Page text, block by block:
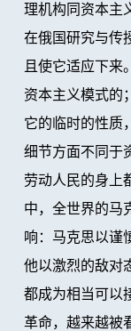
理机构同资本主
在俄国研究与传
且使它适应下来
资本主义模式的
它的临时的性质
细节方面不同于
劳动人民的身上
中，全世界的马
响：马克思以谨
他以激烈的敌对
都成为相当可以
革命，越来越被